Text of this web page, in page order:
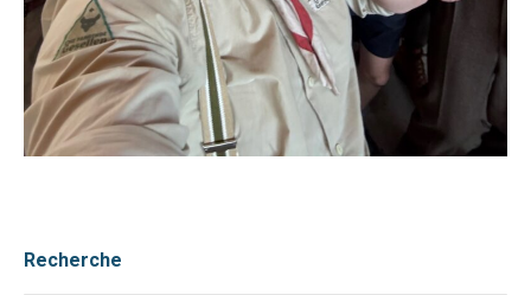
Recherche